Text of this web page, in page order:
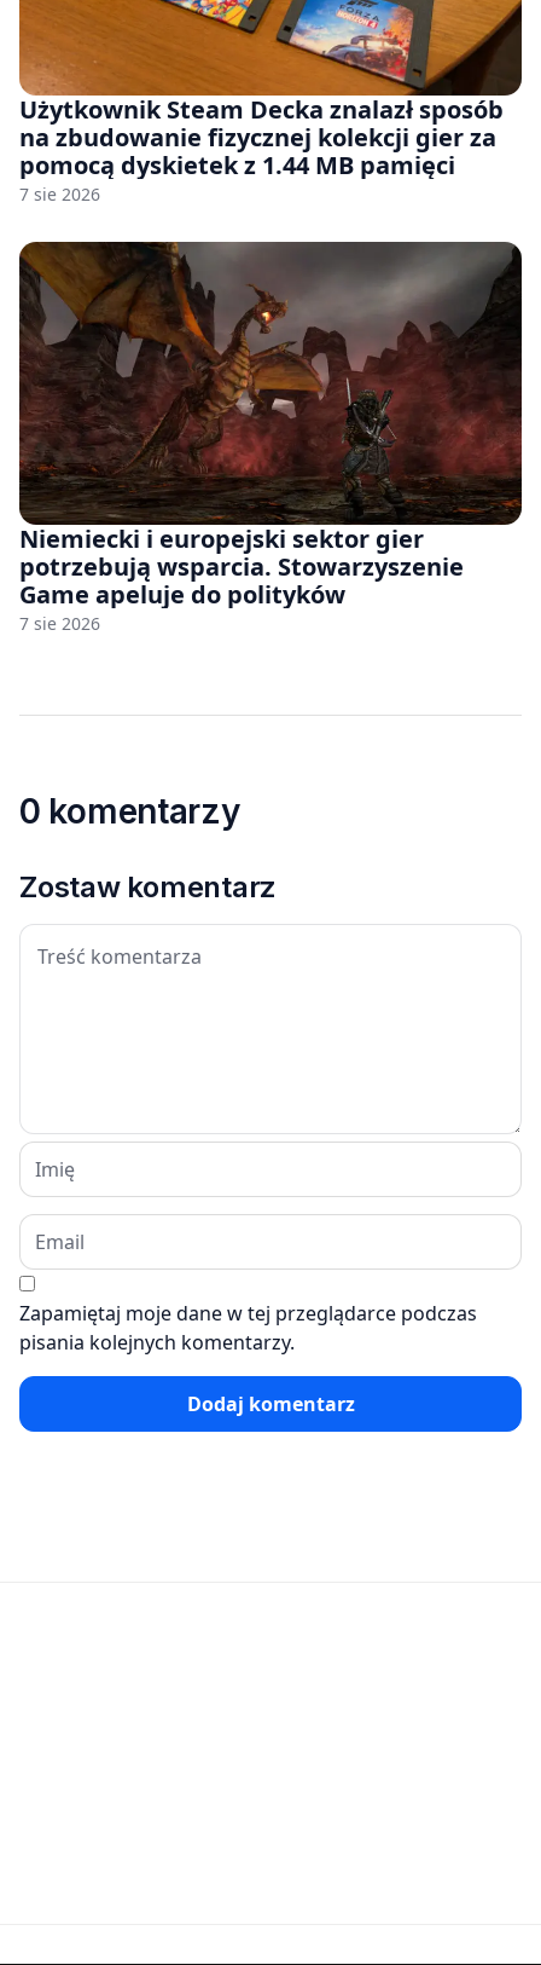
Użytkownik Steam Decka znalazł sposób
na zbudowanie fizycznej kolekcji gier za
pomocą dyskietek z 1.44 MB pamięci
7 sie 2026
Niemiecki i europejski sektor gier
potrzebują wsparcia. Stowarzyszenie
Game apeluje do polityków
7 sie 2026
0 komentarzy
Zostaw komentarz
Zapamiętaj moje dane w tej przeglądarce podczas
pisania kolejnych komentarzy.
Dodaj komentarz